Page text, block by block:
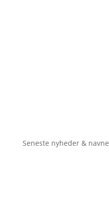
Seneste nyheder & navne